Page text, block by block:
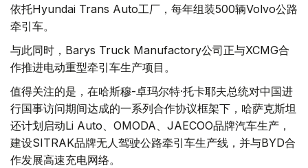
依托Hyundai Trans Auto工厂，每年组装500辆Volvo公路
牵引车。
与此同时，Barys Truck Manufactory公司正与XCMG合
作推进电动重型牵引车生产项目。
值得关注的是，在哈斯穆-卓玛尔特·托卡耶夫总统对中国进
行国事访问期间达成的一系列合作协议框架下，哈萨克斯坦
还计划启动Li Auto、OMODA、JAECOO品牌汽车生产，
建设SITRAK品牌无人驾驶公路牵引车生产线，并与BYD合
作发展高速充电网络。